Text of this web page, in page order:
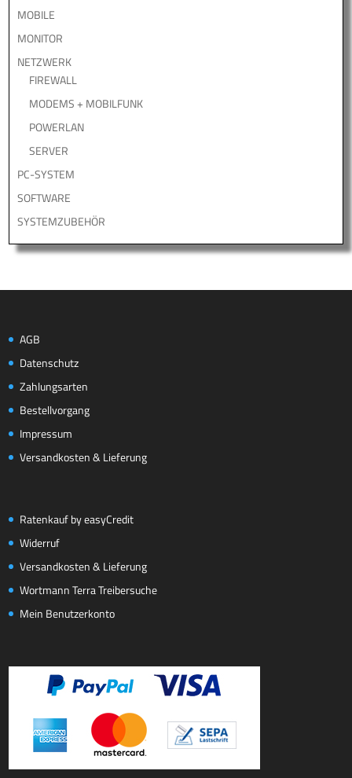
MOBILE
MONITOR
NETZWERK
FIREWALL
MODEMS + MOBILFUNK
POWERLAN
SERVER
PC-SYSTEM
SOFTWARE
SYSTEMZUBEHÖR
AGB
Datenschutz
Zahlungsarten
Bestellvorgang
Impressum
Versandkosten & Lieferung
Ratenkauf by easyCredit
Widerruf
Versandkosten & Lieferung
Wortmann Terra Treibersuche
Mein Benutzerkonto